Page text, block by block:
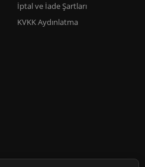
İptal ve İade Şartları
KVKK Aydınlatma